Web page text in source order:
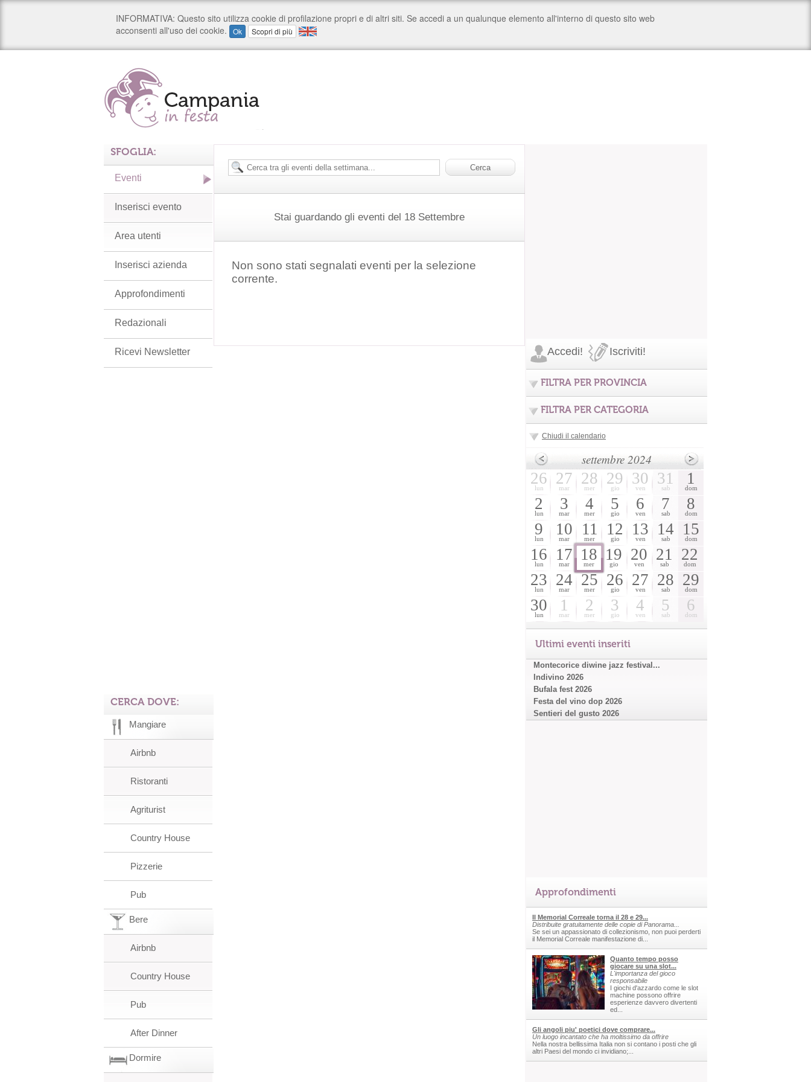
Stai guardando gli eventi del 18 Settembre
Non sono stati segnalati eventi per la selezione
corrente.
SFOGLIA:
Eventi
Inserisci evento
Area utenti
Inserisci azienda
Approfondimenti
Redazionali
Ricevi Newsletter
CERCA DOVE:
Mangiare
Airbnb
Ristoranti
Agriturist
Country House
Pizzerie
Pub
Bere
Airbnb
Country House
Pub
After Dinner
Dormire
Accedi! Iscriviti!
FILTRA PER PROVINCIA
FILTRA PER CATEGORIA
Chiudi il calendario
settembre 2024
26
lun
27
mar
28
mer
29
gio
30
ven
31
sab
1
dom
2
lun
3
mar
4
mer
5
gio
6
ven
7
sab
8
dom
9
lun
10
mar
11
mer
12
gio
13
ven
14
sab
15
dom
16
lun
17
mar
18
mer
19
gio
20
ven
21
sab
22
dom
23
lun
24
mar
25
mer
26
gio
27
ven
28
sab
29
dom
30
lun
1
mar
2
mer
3
gio
4
ven
5
sab
6
dom
Ultimi eventi inseriti
Montecorice diwine jazz festival...
Indivino 2026
Bufala fest 2026
Festa del vino dop 2026
Sentieri del gusto 2026
Approfondimenti
Il Memorial Correale torna il 28 e 29...
Distribuite gratuitamente delle copie di Panorama...
Se sei un appassionato di collezionismo, non puoi perderti
il Memorial Correale manifestazione di...
Quanto tempo posso
giocare su una slot...
L'importanza del gioco
responsabile
I giochi d'azzardo come le slot
machine possono offrire
esperienze davvero divertenti
ed...
Gli angoli piu' poetici dove comprare...
Un luogo incantato che ha moltissimo da offrire
Nella nostra bellissima Italia non si contano i posti che gli
altri Paesi del mondo ci invidiano;...